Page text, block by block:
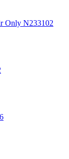
Only N233102